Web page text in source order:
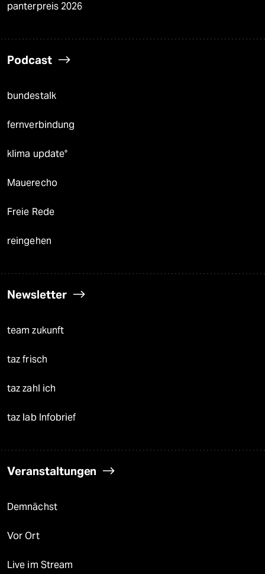
panterpreis 2026
Podcast
bundestalk
fernverbindung
klima update°
Mauerecho
Freie Rede
reingehen
Newsletter
team zukunft
taz frisch
taz zahl ich
taz lab Infobrief
Veranstaltungen
Demnächst
Vor Ort
Live im Stream